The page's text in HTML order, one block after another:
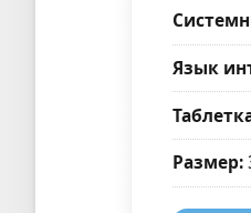
Язык
Размер: